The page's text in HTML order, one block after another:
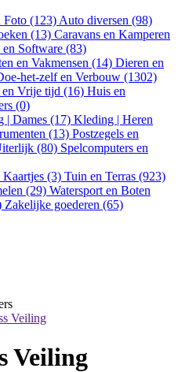
(123) Auto diversen (98)
(13) Caravans en Kamperen
en Software (83)
en Vakmensen (14) Dieren en
het-zelf en Verbouw (1302)
Vrije tijd (16) Huis en
(0)
| Dames (17) Kleding | Heren
(13) Postzegels en
(80) Spelcomputers en
Kaartjes (3) Tuin en Terras (923)
(29) Watersport en Boten
Zakelijke goederen (65)
Veiling
Veiling